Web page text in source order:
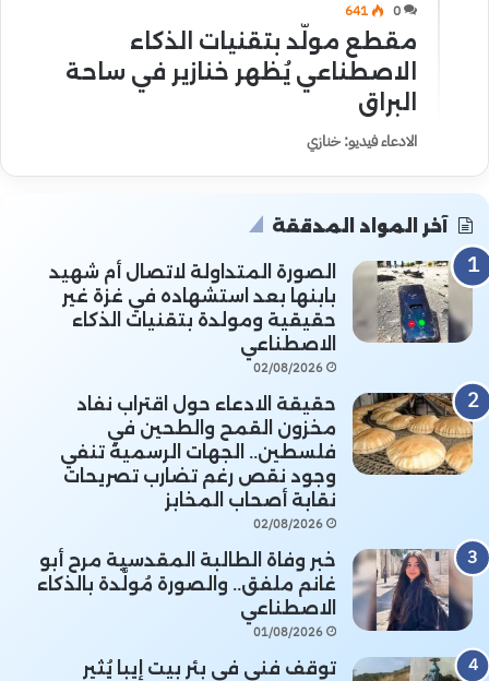
0
641
مقطع مولّد بتقنيات الذكاء
الاصطناعي يُظهر خنازير في ساحة
البراق
الادعاء فيديو: خنازي
آخر المواد المدققة
الصورة المتداولة لاتصال أم شهيد
بابنها بعد استشهاده في غزة غير
حقيقية ومولدة بتقنيات الذكاء
الاصطناعي
02/08/2026
حقيقة الادعاء حول اقتراب نفاد
مخزون القمح والطحين في
فلسطين.. الجهات الرسمية تنفي
وجود نقص رغم تضارب تصريحات
نقابة أصحاب المخابز
02/08/2026
خبر وفاة الطالبة المقدسية مرح أبو
غانم ملفق.. والصورة مُولَّدة بالذكاء
الاصطناعي
01/08/2026
توقف فني في بئر بيت إيبا يُثير